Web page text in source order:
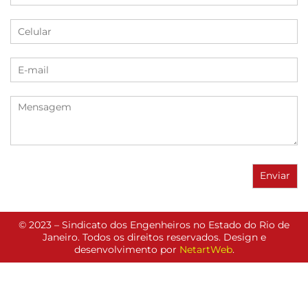
© 2023 – Sindicato dos Engenheiros no Estado do Rio de
Janeiro. Todos os direitos reservados. Design e
desenvolvimento por NetartWeb.